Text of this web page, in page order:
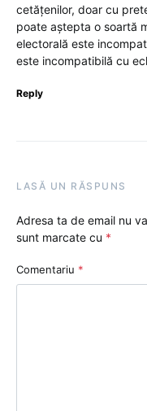
cetățenilor, doar cu
poate aștepta o soartă
electorală este
este incompatibilă cu
Reply
LASĂ UN RĂSPUNS
Adresa ta de email nu
sunt marcate cu *
Comentariu *